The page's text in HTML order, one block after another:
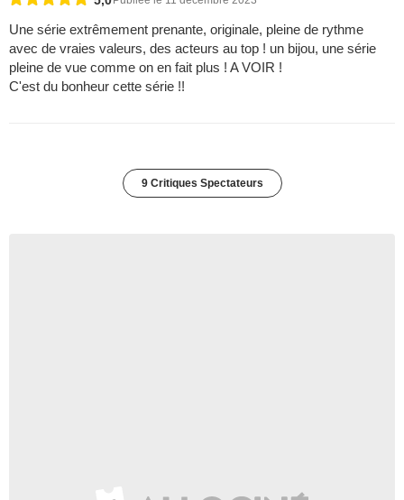
Une série extrêmement prenante, originale, pleine de rythme
avec de vraies valeurs, des acteurs au top ! un bijou, une série
pleine de vue comme on en fait plus ! A VOIR !
C'est du bonheur cette série !!
9 Critiques Spectateurs